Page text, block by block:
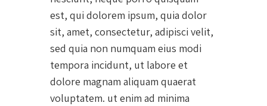
est, qui dolorem ipsum, quia dolor
sit, amet, consectetur, adipisci velit,
sed quia non numquam eius modi
tempora incidunt, ut labore et
dolore magnam aliquam quaerat
voluptatem. ut enim ad minima